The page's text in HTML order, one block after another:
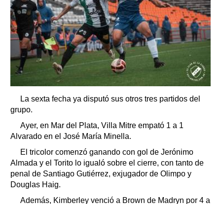
La sexta fecha ya disputó sus otros tres partidos del
grupo.
Ayer, en Mar del Plata, Villa Mitre empató 1 a 1
Alvarado en el José María Minella.
El tricolor comenzó ganando con gol de Jerónimo
Almada y el Torito lo igualó sobre el cierre, con tanto de
penal de Santiago Gutiérrez, exjugador de Olimpo y
Douglas Haig.
Además, Kimberley venció a Brown de Madryn por 4 a